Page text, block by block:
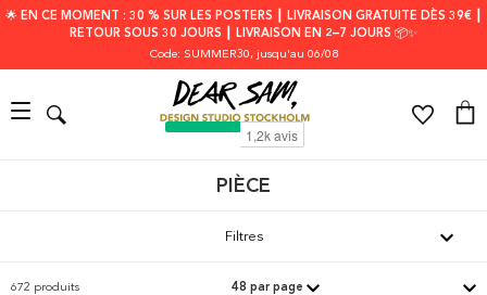
🌟 EN CE MOMENT : 30 % SUR LES POSTERS ┃ LIVRAISON GRATUITE DÈS 39€ ┃
RETOUR SOUS 30 JOURS ┃ LIVRAISON EN 2–7 JOURS 📦✨
Code: SUMMER30, jusqu'au 06/08
PIÈCE
Filtres
672 produits